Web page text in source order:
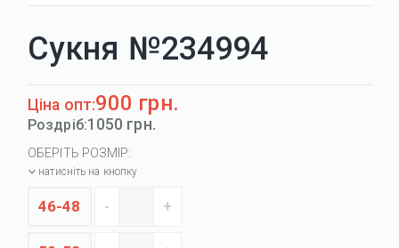
Сукня №234994
Ціна опт:900 грн.
Роздріб:1050 грн.
ОБЕРІТЬ РОЗМІР:
натисніть на кнопку
46-48